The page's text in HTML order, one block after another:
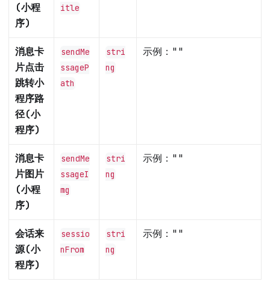
(小程
序)
itle
消息卡
片点击
跳转小
程序路
径(小
程序)
sendMe
ssageP
ath
stri
ng
示例： ""
消息卡
片图片
(小程
序)
sendMe
ssageI
mg
stri
ng
示例： ""
会话来
源(小
程序)
sessio
nFrom
stri
ng
示例： ""